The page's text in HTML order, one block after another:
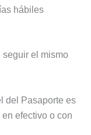
hábiles
seguir el mismo
del Pasaporte es
efectivo o con